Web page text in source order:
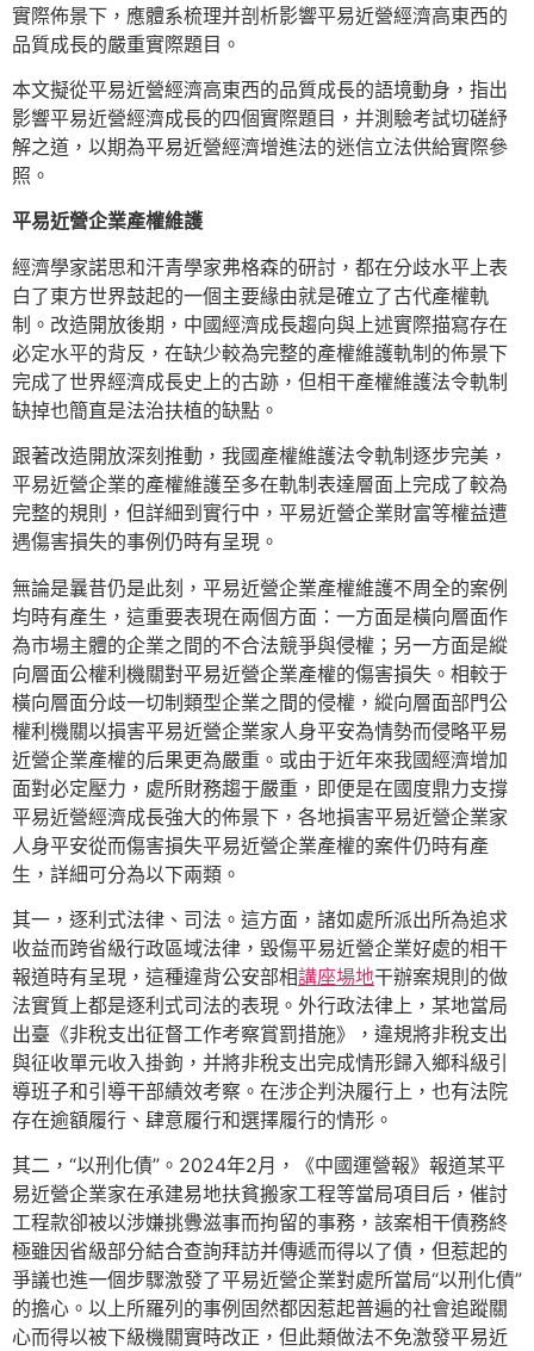
實際佈景下，應體系梳理并剖析影響平易近營經濟高東西的
品質成長的嚴重實際題目。
本文擬從平易近營經濟高東西的品質成長的語境動身，指出
影響平易近營經濟成長的四個實際題目，并測驗考試切磋紓
解之道，以期為平易近營經濟增進法的迷信立法供給實際參
照。
平易近營企業產權維護
經濟學家諾思和汗青學家弗格森的研討，都在分歧水平上表
白了東方世界鼓起的一個主要緣由就是確立了古代產權軌
制。改造開放後期，中國經濟成長趨向與上述實際描寫存在
必定水平的背反，在缺少較為完整的產權維護軌制的佈景下
完成了世界經濟成長史上的古跡，但相干產權維護法令軌制
缺掉也簡直是法治扶植的缺點。
跟著改造開放深刻推動，我國產權維護法令軌制逐步完美，
平易近營企業的產權維護至多在軌制表達層面上完成了較為
完整的規則，但詳細到實行中，平易近營企業財富等權益遭
遇傷害損失的事例仍時有呈現。
無論是曩昔仍是此刻，平易近營企業產權維護不周全的案例
均時有產生，這重要表現在兩個方面：一方面是橫向層面作
為市場主體的企業之間的不合法競爭與侵權；另一方面是縱
向層面公權利機關對平易近營企業產權的傷害損失。相較于
橫向層面分歧一切制類型企業之間的侵權，縱向層面部門公
權利機關以損害平易近營企業家人身平安為情勢而侵略平易
近營企業產權的后果更為嚴重。或由于近年來我國經濟增加
面對必定壓力，處所財務趨于嚴重，即便是在國度鼎力支撐
平易近營經濟成長強大的佈景下，各地損害平易近營企業家
人身平安從而傷害損失平易近營企業產權的案件仍時有產
生，詳細可分為以下兩類。
其一，逐利式法律、司法。這方面，諸如處所派出所為追求
收益而跨省級行政區域法律，毀傷平易近營企業好處的相干
報道時有呈現，這種違背公安部相講座場地干辦案規則的做
法實質上都是逐利式司法的表現。外行政法律上，某地當局
出臺《非稅支出征督工作考察賞罰措施》，違規將非稅支出
與征收單元收入掛鉤，并將非稅支出完成情形歸入鄉科級引
導班子和引導干部績效考察。在涉企判決履行上，也有法院
存在逾額履行、肆意履行和選擇履行的情形。
其二，“以刑化債”。2024年2月，《中國運營報》報道某平
易近營企業家在承建易地扶貧搬家工程等當局項目后，催討
工程款卻被以涉嫌挑釁滋事而拘留的事務，該案相干債務終
極雖因省級部分結合查詢拜訪并傳遞而得以了債，但惹起的
爭議也進一個步驟激發了平易近營企業對處所當局“以刑化債”
的擔心。以上所羅列的事例固然都因惹起普遍的社會追蹤關
心而得以被下級機關實時改正，但此類做法不免激發平易近